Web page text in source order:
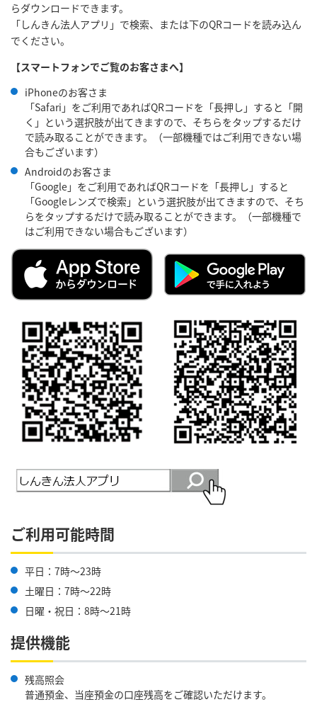
らダウンロードできます。
「しんきん法人アプリ」で検索、または下のQRコードを読み込ん
でください。
【スマートフォンでご覧のお客さまへ】
iPhoneのお客さま
「Safari」をご利用であればQRコードを「長押し」すると「開
く」という選択肢が出てきますので、そちらをタップするだけ
で読み取ることができます。（一部機種ではご利用できない場
合もございます）
Androidのお客さま
「Google」をご利用であればQRコードを「長押し」すると
「Googleレンズで検索」という選択肢が出てきますので、そち
らをタップするだけで読み取ることができます。（一部機種で
はご利用できない場合もございます）
ご利用可能時間
平日：7時～23時
土曜日：7時～22時
日曜・祝日：8時～21時
提供機能
残高照会
普通預金、当座預金の口座残高をご確認いただけます。